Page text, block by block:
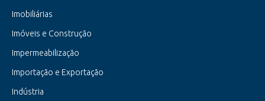
Imobiliárias
Imóveis e Construção
Impermeabilização
Importação e Exportação
Indústria